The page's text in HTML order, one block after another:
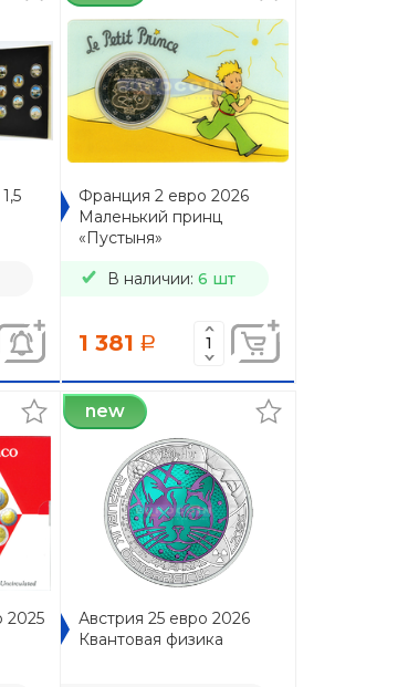
Франция 2 евро 2026
Маленький принц
«Пустыня»
В наличии: 6 шт
1 381 a
2025
new
Австрия 25 евро 2026
Квантовая физика